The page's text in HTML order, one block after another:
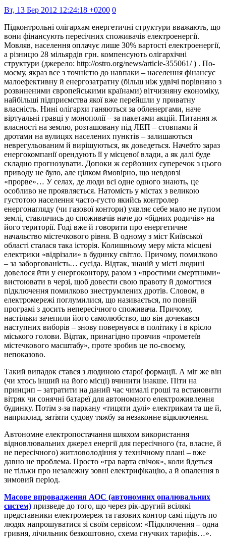
Вт, 13 Бер 2012 12:24:18 +0200 0
Підконтрольні олігархам енергетичні структури вважають, що
вони фінансують пересічних споживачів електроенергії.
Мовляв, населення оплачує лише 30% вартості електроенергії,
а різницю 28 мільярдів грн. компенсують олігархічні
структури (джерело: http://ostro.org/news/article-355061/ ) . По-
моєму, якраз все з точністю до навпаки – населення фінансує
малоефективну й енергозатратну (більш ніж удвічі порівняно з
розвиненими європейськими країнами) вітчизняну економіку,
найбільші підприємства якої вже перейшли у приватну
власність. Нині олігархи ганяються за обленергами, наче
віртуальні гравці у монополії – за пакетами акцій. Питання ж
власності на землю, розташовану під ЛЕП – стовпами й
дротами на вулицях населених пунктів – залишаються
неврегульованим й вирішуються, як доведеться. Начебто зараз
енергокомпанії орендують її у місцевої влади, а як далі буде
складно прогнозувати. Допоки ж серйозних суперечок з цього
приводу не було, але цілком ймовірно, що невдовзі
«прорве»… У селах, де люди всі одне одного знають, це
особливо не проявляється. Натомість у містах з великою
густотою населення часто-густо якийсь контролер
енергонагляду (чи газової контори) уявляє себе мало не пупом
землі, ставлячись до споживачів наче до «бідних родичів» на
його території. Годі вже й говорити про енергетичне
начальство містечкового рівня. В одному з міст Київської
області сталася така історія. Колишньому меру міста місцеві
електрики «відрізали» в будинку світло. Причому, помилково
– за заборгованість… сусіда. Відтак, знаній у місті людині
довелося йти у енергоконтору, разом з «простими смертними»
вистоювати в черзі, щоб довести свою правоту й домогтися
підключення помилково знеструмлених дротів. Словом, в
електромережі поглумилися, що називається, по повній
програмі з досить непересічного споживача. Причому,
настільки зачепили його самолюбство, що він дочекався
наступних виборів – знову повернувся в політику і в крісло
міського голови. Відтак, принагідно провчив «прометеїв
містечкового масштабу», проте зробив це по-своєму,
непоказово.
Такий випадок стався з людиною старої формації. А міг же він
(чи хтось інший на його місці) вчинити інакше. Піти на
принцип – затратити на даний час чималі гроші та встановити
вітряк чи сонячні батареї для автономного електроживлення
будинку. Потім з-за паркану «тицяти дулі» електрикам та ще й,
наприклад, затіяти судову тяжбу за незаконне відключення.
Автономне електропостачання шляхом використання
відновлювальних джерел енергії для пересічного (та, власне, й
не пересічного) житловолодіння у технічному плані – вже
давно не проблема. Просто «гра варта свічок», коли йдеться
не тільки про незалежну зовні електрифікацію, а й опалення в
зимовий період.
Масове впровадження АОС (автономних опалювальних
систем) призведе до того, що через рік-другий всілякі
представники електромереж та газових контор самі підуть по
людях напрошуватися зі своїм сервісом: «Підключення – одна
гривня, лічильник безкоштовно, схема гнучких тарифів…».